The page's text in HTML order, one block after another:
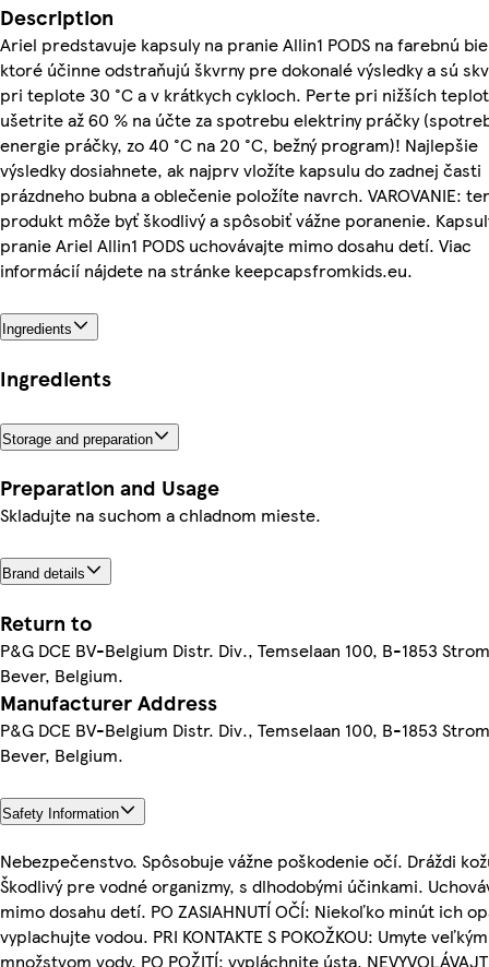
Description
Ariel predstavuje kapsuly na pranie Allin1 PODS na farebnú
ktoré účinne odstraňujú škvrny pre dokonalé výsledky a sú
pri teplote 30 °C a v krátkych cykloch. Perte pri nižších
ušetrite až 60 % na účte za spotrebu elektriny práčky
energie práčky, zo 40 °C na 20 °C, bežný program)! Najlepšie
výsledky dosiahnete, ak najprv vložíte kapsulu do zadnej časti
prázdneho bubna a oblečenie položíte navrch. VAROVANIE:
produkt môže byť škodlivý a spôsobiť vážne poranenie.
pranie Ariel Allin1 PODS uchovávajte mimo dosahu detí. Viac
informácií nájdete na stránke keepcapsfromkids.eu.
Ingredients
Ingredients
Storage and preparation
Preparation and Usage
Skladujte na suchom a chladnom mieste.
Brand details
Return to
P&G DCE BV-Belgium Distr. Div., Temselaan 100, B-1853
Bever, Belgium.
Manufacturer Address
P&G DCE BV-Belgium Distr. Div., Temselaan 100, B-1853
Bever, Belgium.
Safety Information
Nebezpečenstvo. Spôsobuje vážne poškodenie očí. Dráždi
Škodlivý pre vodné organizmy, s dlhodobými účinkami.
mimo dosahu detí. PO ZASIAHNUTÍ OČÍ: Niekoľko minút ich
vyplachujte vodou. PRI KONTAKTE S POKOŽKOU: Umyte veľkým
množstvom vody. PO POŽITÍ: vypláchnite ústa.